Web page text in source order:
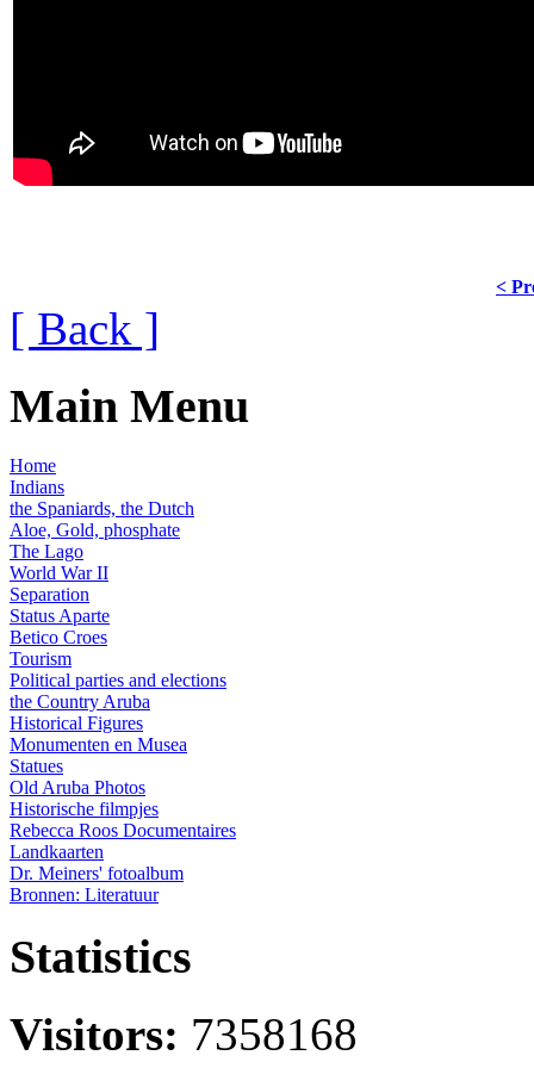
<
[ Back ]
Main Menu
Home
Indians
the Spaniards, the Dutch
Aloe, Gold, phosphate
The Lago
World War II
Separation
Status Aparte
Betico Croes
Tourism
Political parties and elections
the Country Aruba
Historical Figures
Monumenten en Musea
Statues
Old Aruba Photos
Historische filmpjes
Rebecca Roos Documentaires
Landkaarten
Dr. Meiners' fotoalbum
Bronnen: Literatuur
Statistics
Visitors: 7358168